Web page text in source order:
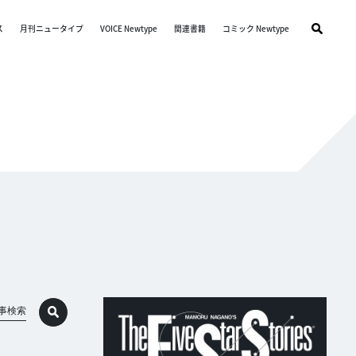
月刊ニュータイプ VOICE Newtype 関連書籍 コミック Newtype
検索